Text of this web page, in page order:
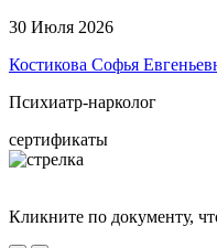
30 Июля 2026
Костикова Софья
Психиатр-нарколог
сертификаты
Кликните по документу,